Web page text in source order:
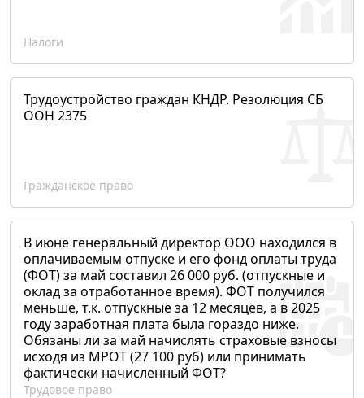
Налоги
Трудоустройство граждан КНДР. Резолюция СБ
ООН 2375
Гражданское право
В июне генеральный директор ООО находился в
оплачиваемым отпуске и его фонд оплаты труда
(ФОТ) за май составил 26 000 руб. (отпускные и
оклад за отработанное время). ФОТ получился
меньше, т.к. отпускные за 12 месяцев, а в 2025
году заработная плата была гораздо ниже.
Обязаны ли за май начислять страховые взносы
исходя из МРОТ (27 100 руб) или принимать
фактически начисленный ФОТ?
Трудовое право